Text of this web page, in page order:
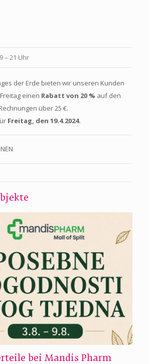
9 – 21 Uhr
der Erde bieten wir unseren Kunden
einen Rabatt von 20 % auf den
über 25 €.
Freitag, den 19.4.2024.
bei Mandis Pharm